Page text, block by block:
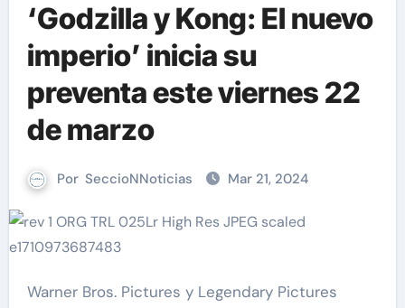
‘Godzilla y Kong: El nuevo
imperio’ inicia su
preventa este viernes 22
de marzo
Por SeccioNNoticias Mar 21, 2024
Warner Bros. Pictures y Legendary Pictures